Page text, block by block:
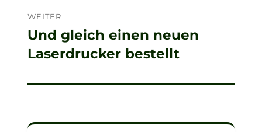
WEITER
Nächster
Beitrag:
Und gleich einen neuen
Laserdrucker bestellt